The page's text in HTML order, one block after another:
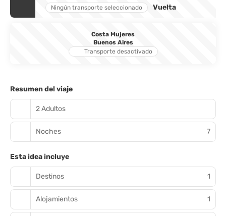
Ningún transporte seleccionado Vuelta
Costa Mujeres
Buenos Aires
Transporte desactivado
Resumen del viaje
2 Adultos
Noches 7
Esta idea incluye
Destinos 1
Alojamientos 1